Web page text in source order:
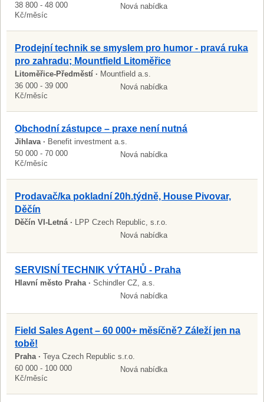
38 800 - 48 000
Kč/měsíc
Nová nabídka
Prodejní technik se smyslem pro humor - pravá ruka
pro zahradu; Mountfield Litoměřice
Litoměřice-Předměstí · Mountfield a.s.
36 000 - 39 000
Kč/měsíc
Nová nabídka
Obchodní zástupce – praxe není nutná
Jihlava · Benefit investment a.s.
50 000 - 70 000
Kč/měsíc
Nová nabídka
Prodavač/ka pokladní 20h.týdně, House Pivovar,
Děčín
Děčín VI-Letná · LPP Czech Republic, s.r.o.
Nová nabídka
SERVISNÍ TECHNIK VÝTAHŮ - Praha
Hlavní město Praha · Schindler CZ, a.s.
Nová nabídka
Field Sales Agent – 60 000+ měsíčně? Záleží jen na
tobě!
Praha · Teya Czech Republic s.r.o.
60 000 - 100 000
Kč/měsíc
Nová nabídka